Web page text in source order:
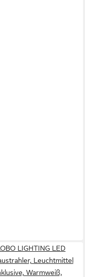
LIGHTING LED
Leuchtmittel
Warmweiß,